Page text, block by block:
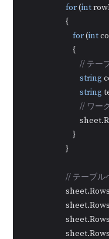
for (int
                        {
for (int
                            {
// テー
string
string
// ワー
                            }
                        }
// テーブル